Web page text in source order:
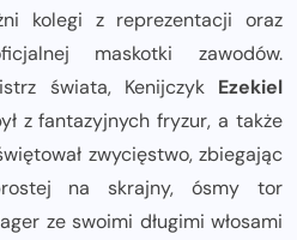
kolegi z reprezentacji oraz
maskotki zawodów.
świata, Kenijczyk Ezekiel
z fantazyjnych fryzur, a także
zwycięstwo, zbiegając
na skrajny, ósmy tor
ze swoimi długimi włosami